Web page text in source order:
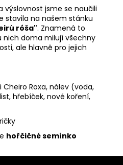
výslovnost jsme se naučili
stavila na našem stánku
róša". Znamená to
nich doma milují všechny
ale hlavně pro jejich
Cheiro Roxa, nálev (voda,
hřebíček, nové koření,
hořčičné semínko